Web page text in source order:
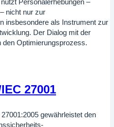
Personalerhebungen –
nicht nur zur
insbesondere als Instrument zur
Der Dialog mit der
den Optimierungsprozess.
27001
gewährleistet den